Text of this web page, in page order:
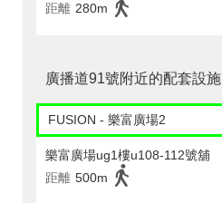
距離 280m
廣播道91號附近的配套設施
FUSION - 樂富廣場2
樂富廣場ug1樓u108-112號舖
距離 500m